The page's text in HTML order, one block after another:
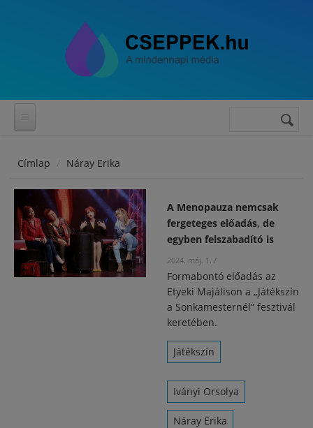
Keresés
Címlap Náray Erika
A Menopauza nemcsak
fergeteges előadás, de
egyben felszabadító is
2024. máj. 1. /
Formabontó előadás az
Etyeki Majálison a „Játékszín
a Sonkamesternél” fesztivál
keretében.
Játékszín
Iványi Orsolya
Náray Erika